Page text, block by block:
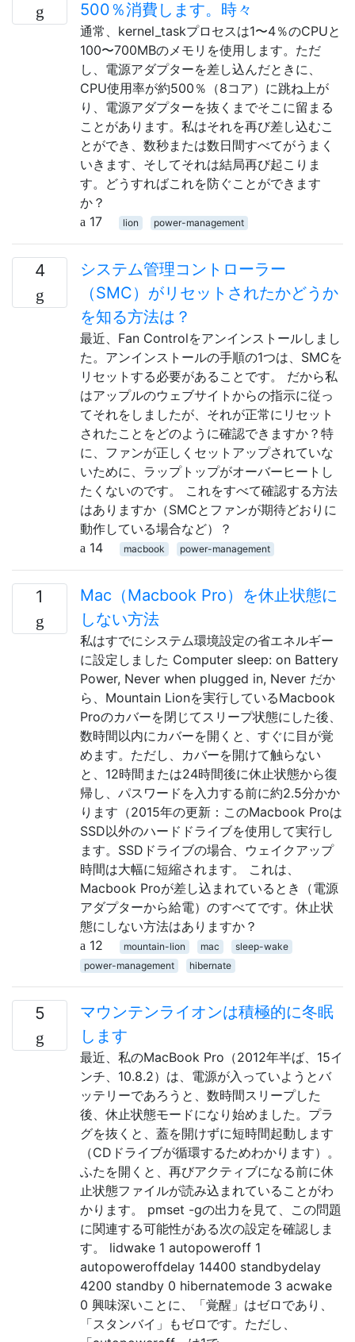
500％消費します。時々
通常、kernel_taskプロセスは1〜4％のCPUと
100〜700MBのメモリを使用します。ただ
し、電源アダプターを差し込んだときに、
CPU使用率が約500％（8コア）に跳ね上が
り、電源アダプターを抜くまでそこに留まる
ことがあります。私はそれを再び差し込むこ
とができ、数秒または数日間すべてがうまく
いきます、そしてそれは結局再び起こりま
す。どうすればこれを防ぐことができます
か？
17
lion power-management
4
システム管理コントローラー
（SMC）がリセットされたかどうか
を知る方法は？
最近、Fan Controlをアンインストールしまし
た。アンインストールの手順の1つは、SMCを
リセットする必要があることです。 だから私
はアップルのウェブサイトからの指示に従っ
てそれをしましたが、それが正常にリセット
されたことをどのように確認できますか？特
に、ファンが正しくセットアップされていな
いために、ラップトップがオーバーヒートし
たくないのです。 これをすべて確認する方法
はありますか（SMCとファンが期待どおりに
動作している場合など）？
14
macbook power-management
1
Mac（Macbook Pro）を休止状態に
しない方法
私はすでにシステム環境設定の省エネルギー
に設定しました Computer sleep: on Battery
Power, Never when plugged in, Never だか
ら、Mountain Lionを実行しているMacbook
Proのカバーを閉じてスリープ状態にした後、
数時間以内にカバーを開くと、すぐに目が覚
めます。ただし、カバーを開けて触らない
と、12時間または24時間後に休止状態から復
帰し、パスワードを入力する前に約2.5分かか
ります（2015年の更新：このMacbook Proは
SSD以外のハードドライブを使用して実行し
ます。SSDドライブの場合、ウェイクアップ
時間は大幅に短縮されます。 これは、
Macbook Proが差し込まれているとき（電源
アダプターから給電）のすべてです。休止状
態にしない方法はありますか？
12
mountain-lion mac
sleep-wake
power-management
hibernate
5
マウンテンライオンは積極的に冬眠
します
最近、私のMacBook Pro（2012年半ば、15イ
ンチ、10.8.2）は、電源が入っていようとバ
ッテリーであろうと、数時間スリープした
後、休止状態モードになり始めました。プラ
グを抜くと、蓋を開けずに短時間起動します
（CDドライブが循環するためわかります）。
ふたを開くと、再びアクティブになる前に休
止状態ファイルが読み込まれていることがわ
かります。 pmset -gの出力を見て、この問題
に関連する可能性がある次の設定を確認しま
す。 lidwake 1 autopoweroff 1
autopoweroffdelay 14400 standbydelay
4200 standby 0 hibernatemode 3 acwake
0 興味深いことに、「覚醒」はゼロであり、
「スタンバイ」もゼロです。ただし、